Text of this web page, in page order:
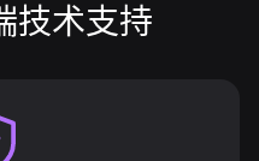
技术支持